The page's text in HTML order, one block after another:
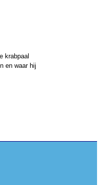
krabpaal
en waar hij